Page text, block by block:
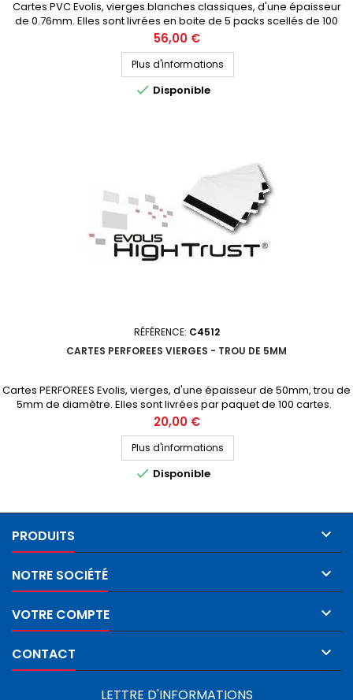
Cartes PVC Evolis, vierges blanches classiques, d'une épaisseur
de 0.76mm. Elles sont livrées en boite de 5 packs scellés de 100
cartes. Demandez votre devis personnalisé
Prix
56,00 €
Plus d'informations
 Disponible
RÉFÉRENCE: C4512
CARTES PERFOREES VIERGES - TROU DE 5MM
Cartes PERFOREES Evolis, vierges, d'une épaisseur de 50mm, trou de
5mm de diamètre. Elles sont livrées par paquet de 100 cartes.
Demandez votre devis personnalisé
Prix
20,00 €
Plus d'informations
 Disponible
PRODUITS 
NOTRE SOCIÉTÉ 
VOTRE COMPTE 
CONTACT 
LETTRE D'INFORMATIONS